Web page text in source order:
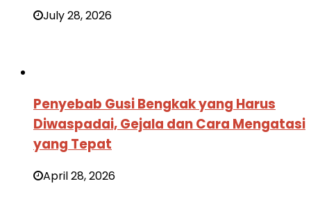
July 28, 2026
Penyebab Gusi Bengkak yang Harus
Diwaspadai, Gejala dan Cara Mengatasi
yang Tepat
April 28, 2026